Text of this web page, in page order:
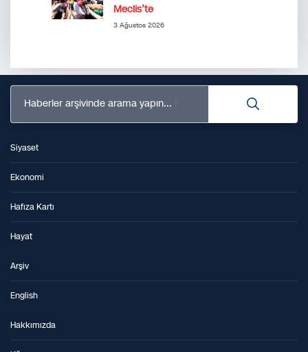
Meclis’te
3 Ağustos 2026
Haberler arşivinde arama yapın...
Siyaset
Ekonomi
Hafıza Kartı
Hayat
Arşiv
English
Hakkımızda